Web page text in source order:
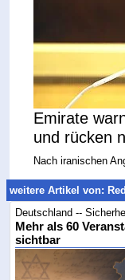
Emirate
und rücken
Nach iranischen
weitere Artikel von:
Deutschland --
Mehr als 60
sichtbar